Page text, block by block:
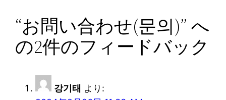
“お問い合わせ(문의)” へ
の2件のフィードバック
강기태 より: